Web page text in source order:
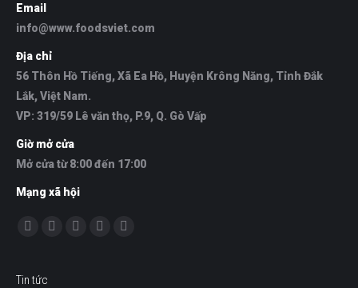
Email
info@www.foodsviet.com
Địa chỉ
56 Thôn Hồ Tiếng, Xã Ea Hồ, Huyện Krông Năng, Tỉnh Đắk
Lắk, Việt Nam.
VP: 319/59 Lê văn thọ, P.9, Q. Gò Vấp
Giờ mở cửa
Mở cửa từ 8:00 đến 17:00
Mạng xã hội
Find us on:
Tin tức